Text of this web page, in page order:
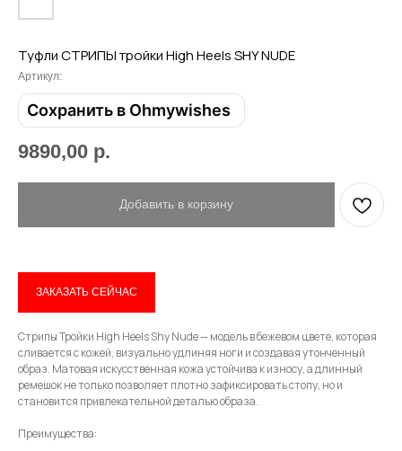
Привет! Дарим тебе -10% на первую
покупку! Подпишись на нашу рассылку
Email
Туфли СТРИПЫ тройки High Heels SHY NUDE
Артикул:
Сохранить в Ohmywishes
9890,00 р.
Добавить в корзину
ЗАКАЗАТЬ СЕЙЧАС
Стрипы Тройки High Heels Shy Nude — модель в бежевом цвете, которая
сливается с кожей, визуально удлиняя ноги и создавая утонченный
образ. Матовая искусственная кожа устойчива к износу, а длинный
ремешок не только позволяет плотно зафиксировать стопу, но и
становится привлекательной деталью образа.
Преимущества: